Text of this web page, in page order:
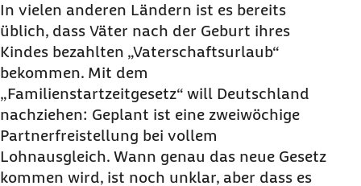
In vielen anderen Ländern ist es bereits
üblich, dass Väter nach der Geburt ihres
Kindes bezahlten „Vaterschaftsurlaub“
bekommen. Mit dem
„Familienstartzeitgesetz“ will Deutschland
nachziehen: Geplant ist eine zweiwöchige
Partnerfreistellung bei vollem
Lohnausgleich. Wann genau das neue Gesetz
kommen wird, ist noch unklar, aber dass es